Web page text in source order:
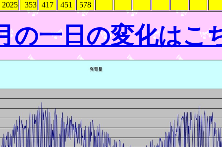
2025 353 417 451 578
の一日の変化はこ